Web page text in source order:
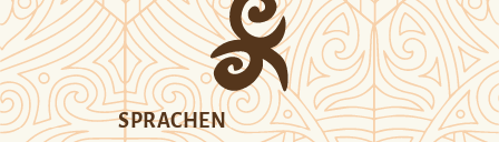
SPRACHEN